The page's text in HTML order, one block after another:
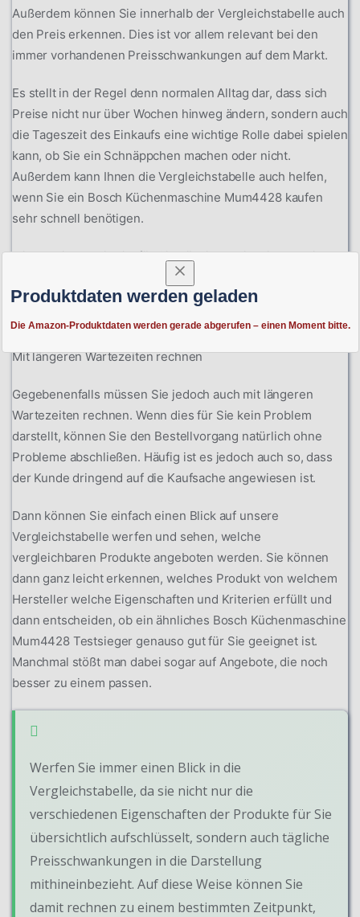
Produktdaten werden geladen
Die Amazon-Produktdaten werden gerade abgerufen – einen Moment bitte.
Außerdem können Sie innerhalb der Vergleichstabelle auch
den Preis erkennen. Dies ist vor allem relevant bei den
immer vorhandenen Preisschwankungen auf dem Markt.
Es stellt in der Regel denn normalen Alltag dar, dass sich
Preise nicht nur über Wochen hinweg ändern, sondern auch
die Tageszeit des Einkaufs eine wichtige Rolle dabei spielen
kann, ob Sie ein Schnäppchen machen oder nicht.
Außerdem kann Ihnen die Vergleichstabelle auch helfen,
wenn Sie ein Bosch Küchenmaschine Mum4428 kaufen
sehr schnell benötigen.
Mit nur einem Blick ist für Sie nämlich ersichtlich, ob sich
das Produkt bereits im Lager befindet, sodass Sie binnen
weniger Tage mit einem Eintreffen bei Ihnen zu Hause
rechnen können.
Mit längeren Wartezeiten rechnen
Gegebenenfalls müssen Sie jedoch auch mit längeren
Wartezeiten rechnen. Wenn dies für Sie kein Problem
darstellt, können Sie den Bestellvorgang natürlich ohne
Probleme abschließen. Häufig ist es jedoch auch so, dass
der Kunde dringend auf die Kaufsache angewiesen ist.
Dann können Sie einfach einen Blick auf unsere
Vergleichstabelle werfen und sehen, welche
vergleichbaren Produkte angeboten werden. Sie können
dann ganz leicht erkennen, welches Produkt von welchem
Hersteller welche Eigenschaften und Kriterien erfüllt und
dann entscheiden, ob ein ähnliches Bosch Küchenmaschine
Mum4428 Testsieger genauso gut für Sie geeignet ist.
Manchmal stößt man dabei sogar auf Angebote, die noch
besser zu einem passen.
Werfen Sie immer einen Blick in die
Vergleichstabelle, da sie nicht nur die
verschiedenen Eigenschaften der Produkte für Sie
übersichtlich aufschlüsselt, sondern auch tägliche
Preisschwankungen in die Darstellung
mithineinbezieht. Auf diese Weise können Sie
damit rechnen zu einem bestimmten Zeitpunkt,